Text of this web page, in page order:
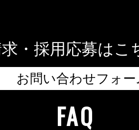
・採用応募はこ
お問い合わせフォー
FAQ